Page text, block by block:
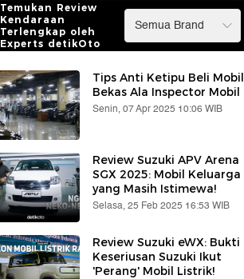
Temukan Review
Kendaraan
Terlengkap oleh
Experts detikOto
Tips Anti Ketipu Beli Mobil
Bekas Ala Inspector Mobil
Senin, 07 Apr 2025 10:06 WIB
Review Suzuki APV Arena
SGX 2025: Mobil Keluarga
yang Masih Istimewa!
Selasa, 25 Feb 2025 16:53 WIB
Review Suzuki eWX: Bukti
Keseriusan Suzuki Ikut
'Perang' Mobil Listrik!